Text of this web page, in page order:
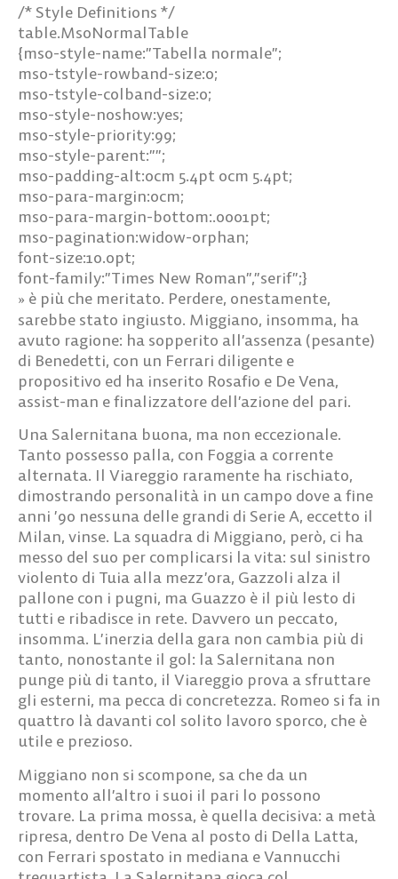
/* Style Definitions */
table.MsoNormalTable
{mso-style-name:”Tabella normale”;
mso-tstyle-rowband-size:0;
mso-tstyle-colband-size:0;
mso-style-noshow:yes;
mso-style-priority:99;
mso-style-parent:””;
mso-padding-alt:0cm 5.4pt 0cm 5.4pt;
mso-para-margin:0cm;
mso-para-margin-bottom:.0001pt;
mso-pagination:widow-orphan;
font-size:10.0pt;
font-family:”Times New Roman”,”serif”;}
» è più che meritato. Perdere, onestamente,
sarebbe stato ingiusto. Miggiano, insomma, ha
avuto ragione: ha sopperito all’assenza (pesante)
di Benedetti, con un Ferrari diligente e
propositivo ed ha inserito Rosafio e De Vena,
assist-man e finalizzatore dell’azione del pari.
Una Salernitana buona, ma non eccezionale.
Tanto possesso palla, con Foggia a corrente
alternata. Il Viareggio raramente ha rischiato,
dimostrando personalità in un campo dove a fine
anni ’90 nessuna delle grandi di Serie A, eccetto il
Milan, vinse. La squadra di Miggiano, però, ci ha
messo del suo per complicarsi la vita: sul sinistro
violento di Tuia alla mezz’ora, Gazzoli alza il
pallone con i pugni, ma Guazzo è il più lesto di
tutti e ribadisce in rete. Davvero un peccato,
insomma. L’inerzia della gara non cambia più di
tanto, nonostante il gol: la Salernitana non
punge più di tanto, il Viareggio prova a sfruttare
gli esterni, ma pecca di concretezza. Romeo si fa in
quattro là davanti col solito lavoro sporco, che è
utile e prezioso.
Miggiano non si scompone, sa che da un
momento all’altro i suoi il pari lo possono
trovare. La prima mossa, è quella decisiva: a metà
ripresa, dentro De Vena al posto di Della Latta,
con Ferrari spostato in mediana e Vannucchi